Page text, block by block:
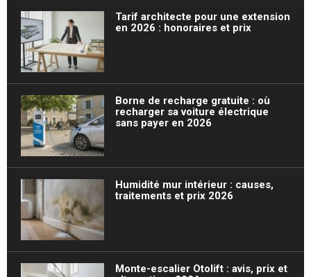
Tarif architecte pour une extension
en 2026 : honoraires et prix
Borne de recharge gratuite : où
recharger sa voiture électrique
sans payer en 2026
Humidité mur intérieur : causes,
traitements et prix 2026
Monte-escalier Otolift : avis, prix et